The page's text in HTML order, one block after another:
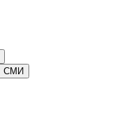
СМИ